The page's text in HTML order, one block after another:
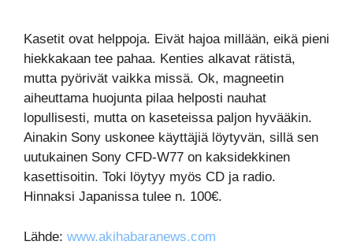
Kasetit ovat helppoja. Eivät hajoa millään, eikä pieni
hiekkakaan tee pahaa. Kenties alkavat rätistä,
mutta pyörivät vaikka missä. Ok, magneetin
aiheuttama huojunta pilaa helposti nauhat
lopullisesti, mutta on kaseteissa paljon hyvääkin.
Ainakin Sony uskonee käyttäjiä löytyvän, sillä sen
uutukainen Sony CFD-W77 on kaksidekkinen
kasettisoitin. Toki löytyy myös CD ja radio.
Hinnaksi Japanissa tulee n. 100€.
Lähde: www.akihabaranews.com